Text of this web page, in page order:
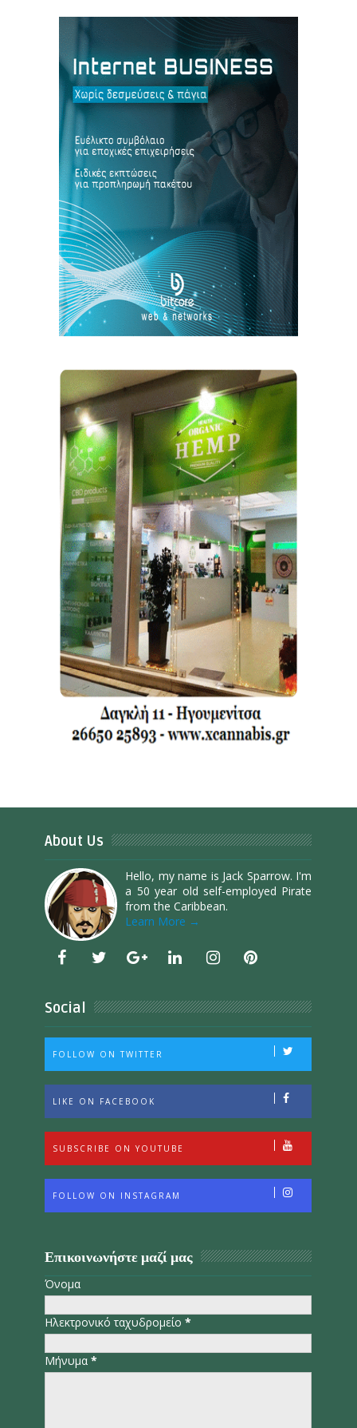
About Us
Hello, my name is Jack Sparrow. I'm
a 50 year old self-employed Pirate
from the Caribbean.
Learn More →
Social
FOLLOW ON TWITTER
LIKE ON FACEBOOK
SUBSCRIBE ON YOUTUBE
FOLLOW ON INSTAGRAM
Επικοινωνήστε μαζί μας
Όνομα
Ηλεκτρονικό ταχυδρομείο*
Μήνυμα*